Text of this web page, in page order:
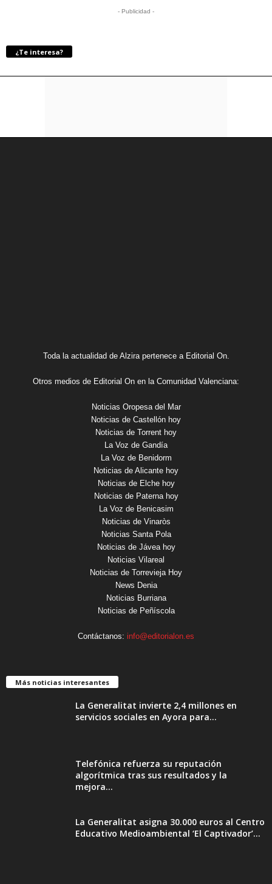
- Publicidad -
¿Te interesa?
Toda la actualidad de Alzira pertenece a Editorial On.
Otros medios de Editorial On en la Comunidad Valenciana:
Noticias Oropesa del Mar
Noticias de Castellón hoy
Noticias de Torrent hoy
La Voz de Gandía
La Voz de Benidorm
Noticias de Alicante hoy
Noticias de Elche hoy
Noticias de Paterna hoy
La Voz de Benicasim
Noticias de Vinaròs
Noticias Santa Pola
Noticias de Jávea hoy
Noticias Vilareal
Noticias de Torrevieja Hoy
News Denia
Noticias Burriana
Noticias de Peñíscola
Contáctanos: info@editorialon.es
Más noticias interesantes
La Generalitat invierte 2,4 millones en
servicios sociales en Ayora para...
Telefónica refuerza su reputación
algorítmica tras sus resultados y la
mejora...
La Generalitat asigna 30.000 euros al Centro
Educativo Medioambiental ‘El Captivador’...